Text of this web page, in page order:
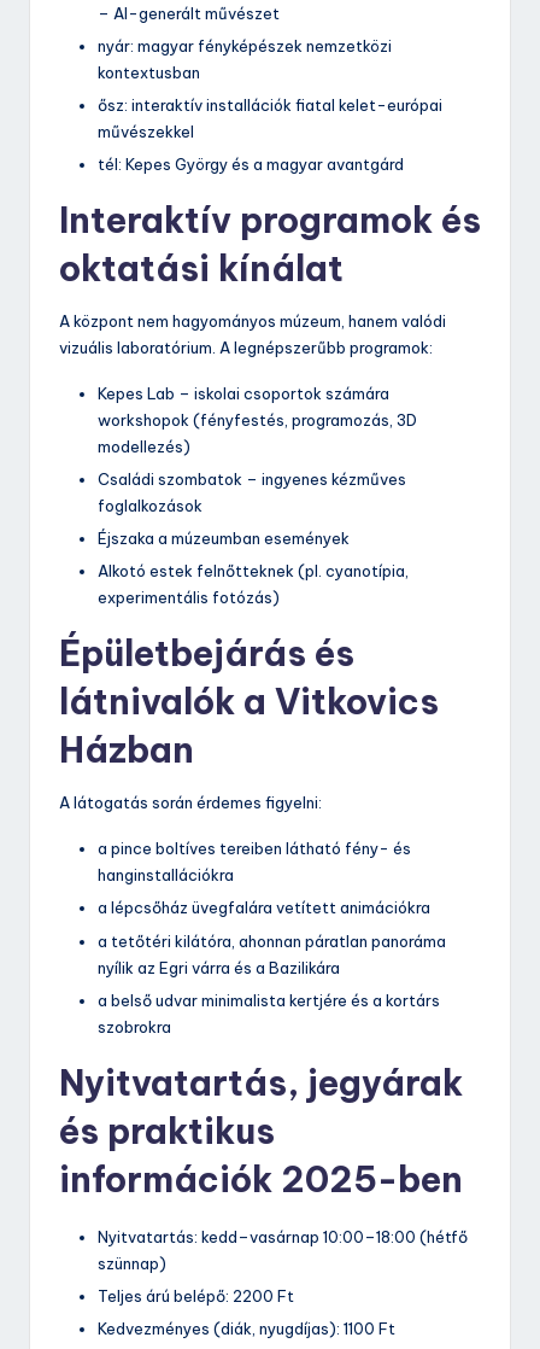
– AI-generált művészet
nyár: magyar fényképészek nemzetközi
kontextusban
ősz: interaktív installációk fiatal kelet-európai
művészekkel
tél: Kepes György és a magyar avantgárd
Interaktív programok és
oktatási kínálat
A központ nem hagyományos múzeum, hanem valódi
vizuális laboratórium. A legnépszerűbb programok:
Kepes Lab – iskolai csoportok számára
workshopok (fényfestés, programozás, 3D
modellezés)
Családi szombatok – ingyenes kézműves
foglalkozások
Éjszaka a múzeumban események
Alkotó estek felnőtteknek (pl. cyanotípia,
experimentális fotózás)
Épületbejárás és
látnivalók a Vitkovics
Házban
A látogatás során érdemes figyelni:
a pince boltíves tereiben látható fény- és
hanginstallációkra
a lépcsőház üvegfalára vetített animációkra
a tetőtéri kilátóra, ahonnan páratlan panoráma
nyílik az Egri várra és a Bazilikára
a belső udvar minimalista kertjére és a kortárs
szobrokra
Nyitvatartás, jegyárak
és praktikus
információk 2025-ben
Nyitvatartás: kedd–vasárnap 10:00–18:00 (hétfő
szünnap)
Teljes árú belépő: 2200 Ft
Kedvezményes (diák, nyugdíjas): 1100 Ft